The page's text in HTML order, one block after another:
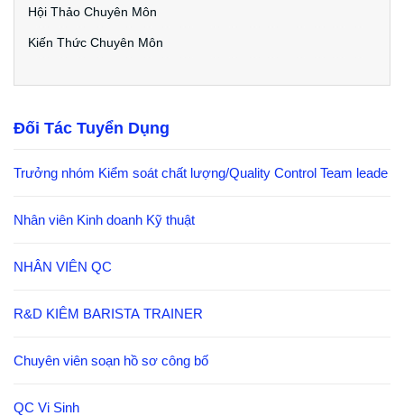
Hội Thảo Chuyên Môn
Kiến Thức Chuyên Môn
Đối Tác Tuyển Dụng
Trưởng nhóm Kiểm soát chất lượng/Quality Control Team leade
Nhân viên Kinh doanh Kỹ thuật
NHÂN VIÊN QC
R&D KIÊM BARISTA TRAINER
Chuyên viên soạn hồ sơ công bố
QC Vi Sinh